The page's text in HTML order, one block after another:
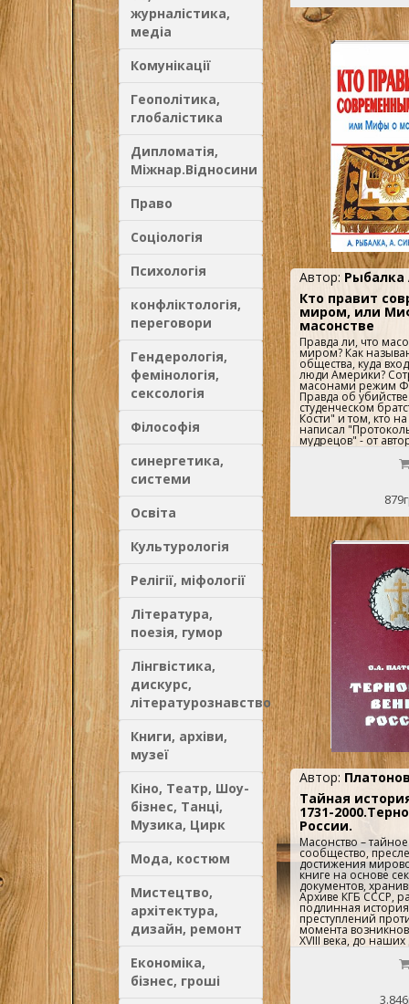
журналістика,
медіа
Комунікації
Геополітика,
глобалістика
Дипломатія,
Міжнар.Відносини
Право
Соціологія
Психологія
конфліктологія,
переговори
Гендерологія,
фемінологія,
сексологія
Філософія
синергетика,
системи
Освіта
Культурологія
Релігії, міфології
Література,
поезія, гумор
Лінгвістика,
дискурс,
літературознавство
Книги, архіви,
музеї
Кіно, Театр, Шоу-
бізнес, Танці,
Музика, Цирк
Мода, костюм
Мистецтво,
архітектура,
дизайн, ремонт
Економіка,
бізнес, гроші
землях
тамплиерами
Христофор
исчезнуть флот,
сокровищами
роль масонов в
Почему
проиграла войну
Соединенных
повстанцы были
обречены?..
Автор: Рыбалка
Кто правит
миром, или
масонстве
Правда ли, что
миром? Как
общества, куда
люди Америки?
масонами режим
Правда об
студенческом
Кости" и том, кто
написал
мудрецов" - от
"Интервью с
Сириуса". Вам
уникальная
воспитавшего
фотографии
империи и
президентов в
облачении. Вы
обществах, само
было до
семью печатями.
разоблачит все
Автор:
Тайная
1731-
России.
Масонство –
сообщество,
достижения
книге на основе
документов,
Архиве КГБ СССР,
подлинная
преступлений
момента
XVIII века, до
документы
Книга снабжена
российских
счет включения